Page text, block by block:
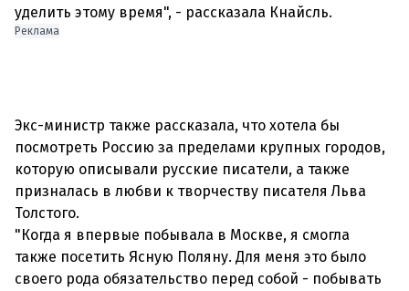
уделить этому время", - рассказала Кнайсль.
Реклама
Экс-министр также рассказала, что хотела бы
посмотреть Россию за пределами крупных городов,
которую описывали русские писатели, а также
призналась в любви к творчеству писателя Льва
Толстого.
"Когда я впервые побывала в Москве, я смогла
также посетить Ясную Поляну. Для меня это было
своего рода обязательство перед собой - побывать